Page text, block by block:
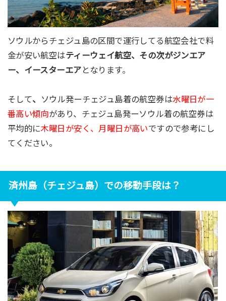
ソウルからチェジュ島の区間で運行してる航空会社で料
金が安い航空はティーウェイ航空、その次がジンエア
ー、イースターエア となります。
そして、 ソウル発ーチェジュ島着の航空券は水曜日が一
番高い傾向があり、チェジュ島発ーソウル着の航空券は
平均的に木曜日が安く、月曜日が高いですので参考にし
てください。
済州島（チェジュ島）での移動手段は？